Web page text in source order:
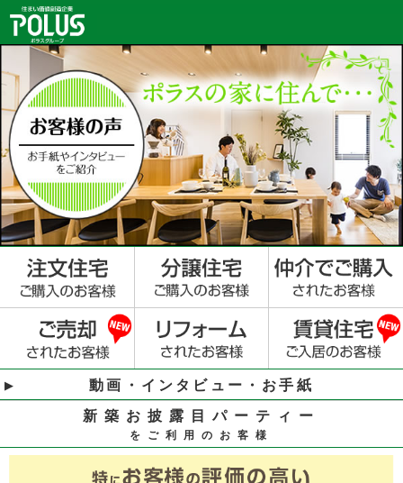
動画・インタビュー・お手紙
新築お披露目パーティー
をご利用のお客様